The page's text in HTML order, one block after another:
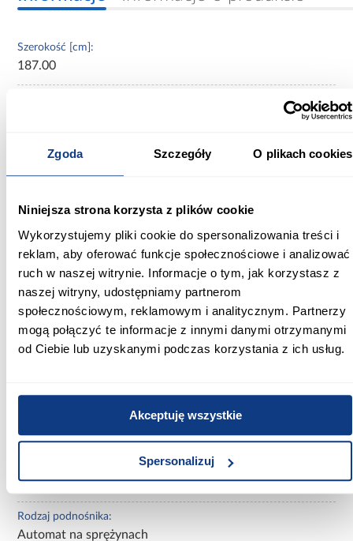
Zgoda Szczegóły O plikach cookies
Niniejsza strona korzysta z plików cookie
Wykorzystujemy pliki cookie do spersonalizowania treści i
reklam, aby oferować funkcje społecznościowe i analizować
ruch w naszej witrynie. Informacje o tym, jak korzystasz z
naszej witryny, udostępniamy partnerom
społecznościowym, reklamowym i analitycznym. Partnerzy
mogą połączyć te informacje z innymi danymi otrzymanymi
od Ciebie lub uzyskanymi podczas korzystania z ich usług.
Akceptuję wszystkie
Spersonalizuj
Szerokość [cm]:
187.00
Wysokość [cm]:
Wysokość do siedziska [cm]:
Szerokość pow. spania [cm]:
180.00
Długość pow. spania [cm]:
200.00
Z materacem
180x200
Rodzaj podnośnika:
Automat na sprężynach